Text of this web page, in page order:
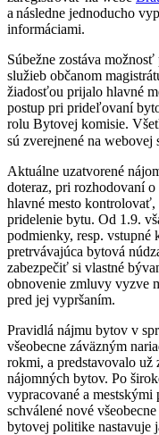
a následne jednoducho
informáciami.
Súbežne zostáva
služieb občanom
žiadosťou prijalo hlavné
postup pri prideľovaní
rolu Bytovej komisie.
sú zverejnené na webovej
Aktuálne uzatvorené
doteraz, pri rozhodovaní
hlavné mesto
pridelenie bytu. Od 1.9.
podmienky, resp. vstupné
pretrvávajúca bytová
zabezpečiť si vlastné
obnovenie zmluvy vyzve
pred jej vypršaním.
Pravidlá nájmu bytov v
všeobecne záväzným
rokmi, a predstavovalo už
nájomných bytov. Po
vypracované a
schválené nové
bytovej politike nastavuje